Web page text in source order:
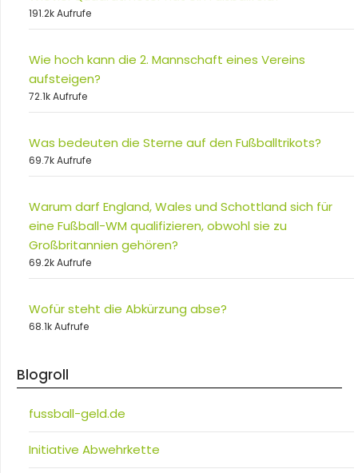
191.2k Aufrufe
Wie hoch kann die 2. Mannschaft eines Vereins
aufsteigen?
72.1k Aufrufe
Was bedeuten die Sterne auf den Fußballtrikots?
69.7k Aufrufe
Warum darf England, Wales und Schottland sich für
eine Fußball-WM qualifizieren, obwohl sie zu
Großbritannien gehören?
69.2k Aufrufe
Wofür steht die Abkürzung abse?
68.1k Aufrufe
Blogroll
fussball-geld.de
Initiative Abwehrkette